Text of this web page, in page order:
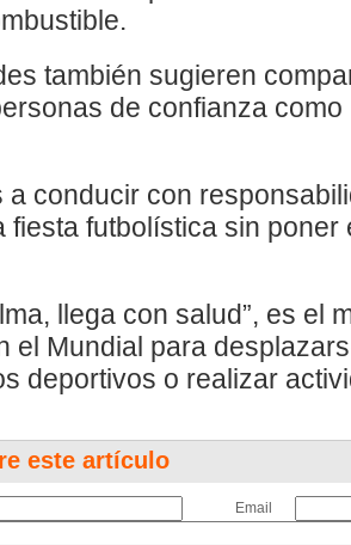
también sugieren
de confianza
a conducir con
fiesta futbolística sin
llega con salud”, es el
el Mundial para
deportivos o realizar
este artículo
Email